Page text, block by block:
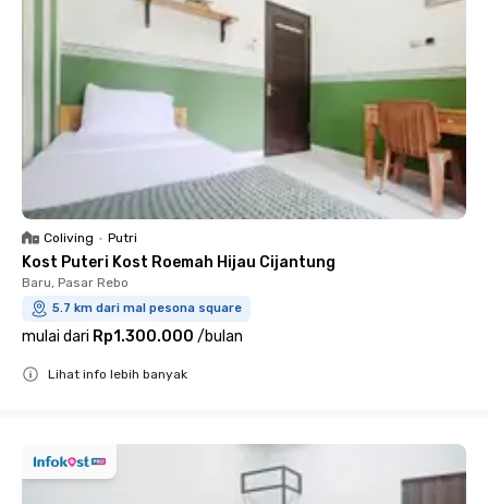
Coliving • Putri
Kost Puteri Kost Roemah Hijau Cijantung
Baru, Pasar Rebo
5.7 km dari mal pesona square
mulai dari Rp1.300.000 /bulan
Lihat info lebih banyak